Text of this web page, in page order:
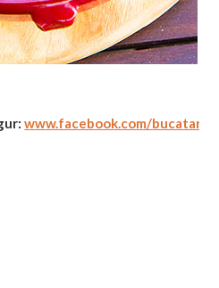
www.facebook.com/